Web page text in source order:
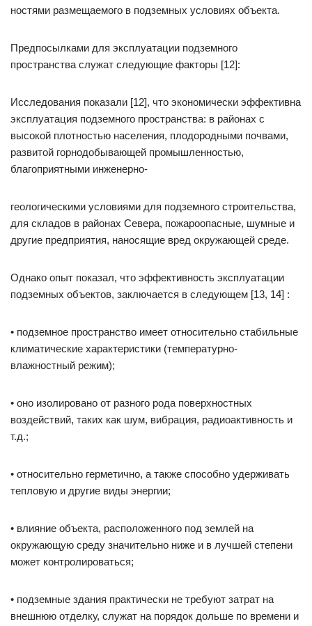
ностями размещаемого в подземных условиях объекта.
Предпосылками для эксплуатации подземного
пространства служат следующие факторы [12]:
Исследования показали [12], что экономически эффективна
эксплуатация подземного пространства: в районах с
высокой плотностью населения, плодородными почвами,
развитой горнодобывающей промышленностью,
благоприятными инженерно-
геологическими условиями для подземного строительства,
для складов в районах Севера, пожароопасные, шумные и
другие предприятия, наносящие вред окружающей среде.
Однако опыт показал, что эффективность эксплуатации
подземных объектов, заключается в следующем [13, 14] :
• подземное пространство имеет относительно стабильные
климатические характеристики (температурно-
влажностный режим);
• оно изолировано от разного рода поверхностных
воздействий, таких как шум, вибрация, радиоактивность и
т.д.;
• относительно герметично, а также способно удерживать
тепловую и другие виды энергии;
• влияние объекта, расположенного под землей на
окружающую среду значительно ниже и в лучшей степени
может контролироваться;
• подземные здания практически не требуют затрат на
внешнюю отделку, служат на порядок дольше по времени и